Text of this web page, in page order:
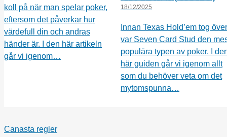
koll på när man spelar poker,
eftersom det påverkar hur
värdefull din och andras
händer är. I den här artikeln
går vi igenom…
18/12/2025
Innan Texas Hold’em tog över
var Seven Card Stud den
populära typen av poker. I
här guiden går vi igenom allt
som du behöver veta om det
mytomspunna…
Canasta regler